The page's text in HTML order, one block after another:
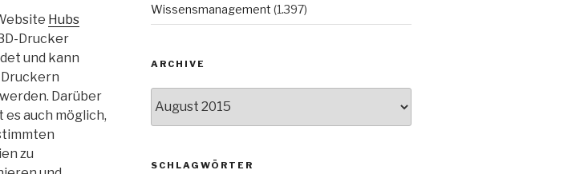
Hubs
Drucker
und kann
Darüber
es auch möglich,
zu
Wissensmanagement (1.397)
ARCHIVE
SCHLAGWÖRTER